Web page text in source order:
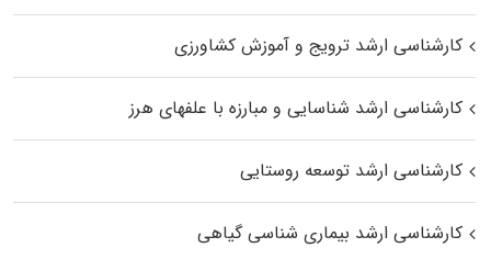
کارشناسی ارشد ترویج و آموزش کشاورزی
کارشناسی ارشد شناسایی و مبارزه با علفهای هرز
کارشناسی ارشد توسعه روستایی
کارشناسی ارشد بیماری‌ شناسی گیاهی